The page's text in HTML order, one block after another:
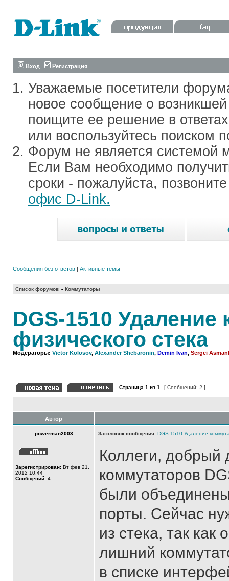
Вход Регистрация
Уважаемые посетители
новое сообщение о
поищите ее решение в
или воспользуйтесь поиском
Форум не является системой
Если Вам необходимо
сроки - пожалуйста,
офис D-Link.
Сообщения без ответов | Активные темы
Список форумов » Коммутаторы
DGS-1510 Удаление
физического стека
Модераторы: Victor Kolosov, Alexander Shebaronin, Demin Ivan, Sergei
Страница 1 из 1 [ Сообщений: 2 ]
Автор
powerman2003 Заголовок сообщения: DGS-1510 Удаление
Зарегистрирован: Вт фев 21,
2012 10:44
Сообщений: 4
Коллеги, добрый
коммутаторов
были
порты. Сейчас
из стека, так
лишний
в списке